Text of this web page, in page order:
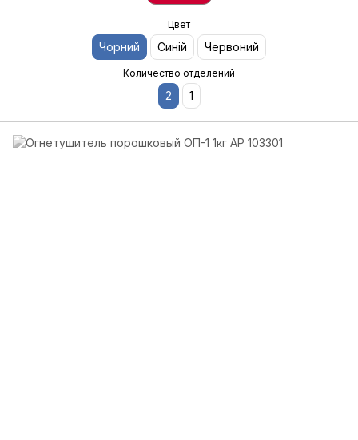
Цвет
Чорний Синій Червоний
Количество отделений
2 1